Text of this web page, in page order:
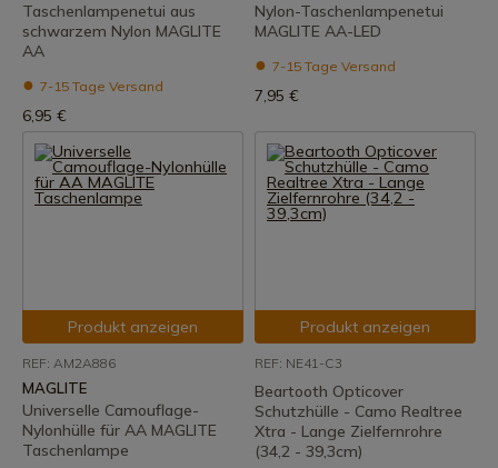
Taschenlampenetui aus
schwarzem Nylon MAGLITE
AA
7-15 Tage Versand
6,95 €
Nylon-Taschenlampenetui
MAGLITE AA-LED
7-15 Tage Versand
7,95 €
Produkt anzeigen
REF: AM2A886
MAGLITE
Universelle Camouflage-
Nylonhülle für AA MAGLITE
Taschenlampe
Produkt anzeigen
REF: NE41-C3
Beartooth Opticover
Schutzhülle - Camo Realtree
Xtra - Lange Zielfernrohre
(34,2 - 39,3cm)